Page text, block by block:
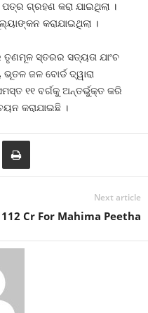
ଗ୍ରହଣ କରା ଯାଇଥିଲା ।
କରାଯାଇଥିଲା ।
ସ୍ତରର ସତ୍ୟତା ଯାଂଚ
ଜଳ ବୋର୍ଡ ଦ୍ୱାରା
୧୧ ବର୍ଗକୁ ଅନ୍ତର୍ଭୁକ୍ତ କରି
କରାଯାଇଛି ।
Next article
112 Cr For Mahima Peetha